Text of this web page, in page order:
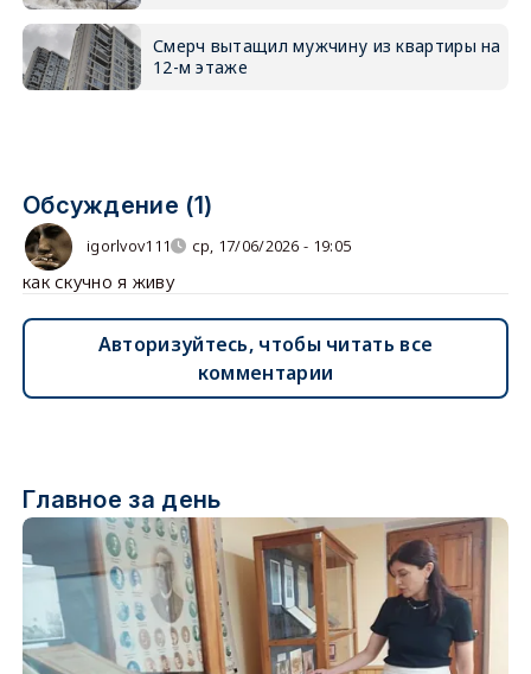
Смерч вытащил мужчину из квартиры на
12-м этаже
Обсуждение (1)
igorlvov111 ср, 17/06/2026 - 19:05
как скучно я живу
Авторизуйтесь, чтобы читать все
комментарии
Главное за день